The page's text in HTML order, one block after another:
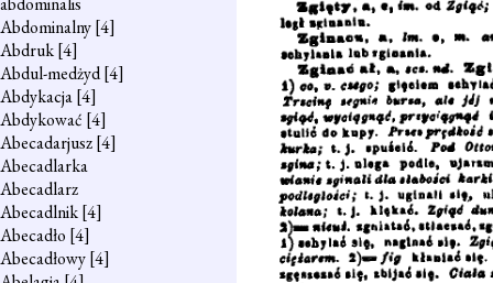
Abdominalny[4]
Abdruk[4]
Abdul-medżyd[4]
Abdykacja[4]
Abdykować [4]
Abecadarjusz[4]
Abecadlarka
Abecadlarz
Abecadlnik[4]
Abecadło [4]
Abecadłowy[4]